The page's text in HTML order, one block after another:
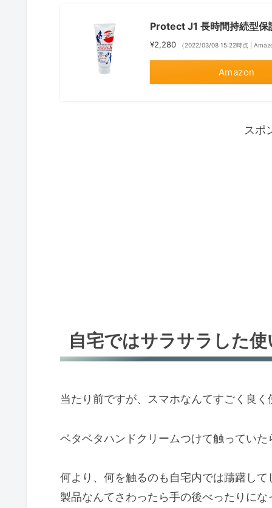
Protect J1 長時間持続型
¥2,280 （2022/03/08 15:22時点 |
Amazon
スポ
自宅ではサラサラした
当たり前ですが、スマホなんてすごく良
ベタベタハンドクリームつけて触ってい
何より、何を触るのも自宅内では躊躇し
製品なんてさわったら手の後べったりに